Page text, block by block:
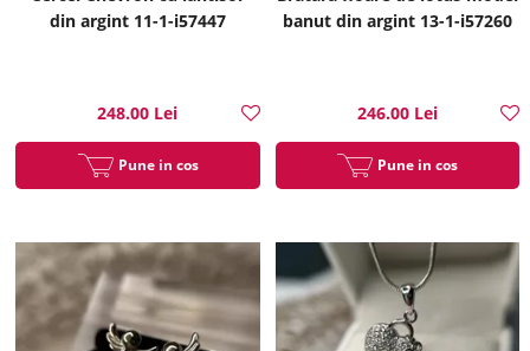
din argint 11-1-i57447
248.00 Lei
Pune in cos
banut din argint 13-1-i57260
246.00 Lei
Pune in cos